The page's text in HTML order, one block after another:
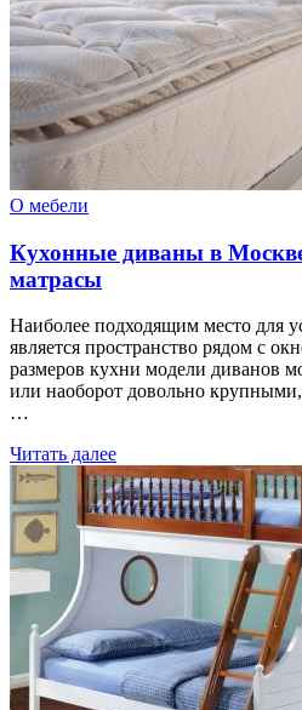
О мебели
Кухонные диваны в
матрасы
Наиболее подходящим место для
является пространство рядом с
размеров кухни модели диванов
или наоборот довольно
…
Читать далее